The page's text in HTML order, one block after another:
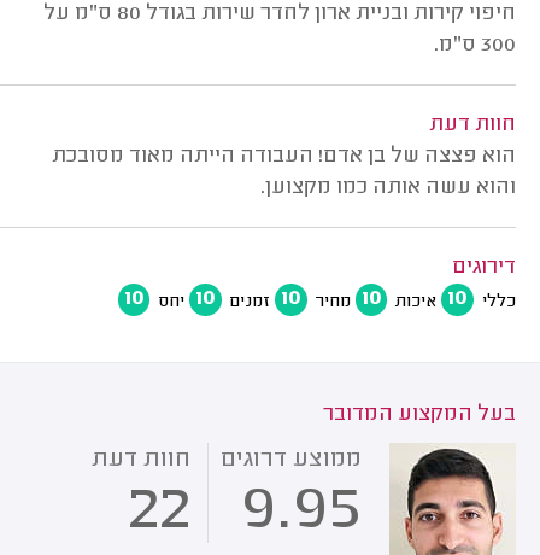
חיפוי קירות ובניית ארון לחדר שירות בגודל 80 ס"מ על
300 ס"מ.
חוות דעת
הוא פצצה של בן אדם! העבודה הייתה מאוד מסובכת
והוא עשה אותה כמו מקצוען.
דירוגים
כללי 10 איכות 10 מחיר 10 זמנים 10 יחס 10
בעל המקצוע המדובר
ממוצע דרוגים
9.95
חוות דעת
22